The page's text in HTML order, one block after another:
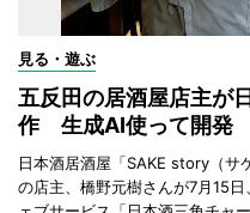
見る・遊ぶ
五反田の居酒屋店主が
作 生成AI使って開発
日本酒居酒屋「SAKE story（サ
の店主、橋野元樹さんが7月15